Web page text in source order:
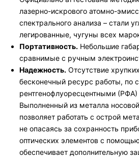
лазерно-искрового атомно-
спектрального анализа – cтали
легированные, чугуны всех
Портативность. Небольшие
сравнимые с ручным
Надежность. Отсутствие
бесконечный ресурс работы, по
рентгенофлуоресцентными
Выполненный из металла
позволяет работать с острой
не опасаясь за сохранность
оптических элементов с
обеспечивает дополнительную